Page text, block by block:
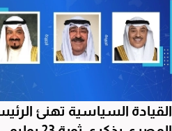
القيادة السياسية تهنئ